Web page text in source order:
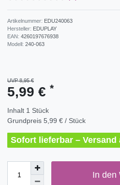
Artikelnummer: EDU240063
Hersteller: EDUPLAY
EAN: 4260197676938
Modell: 240-063
UVP 8,95 €
5,99 € *
Inhalt 1 Stück
Grundpreis 5,99 € / Stück
Sofort lieferbar – Versand
In den